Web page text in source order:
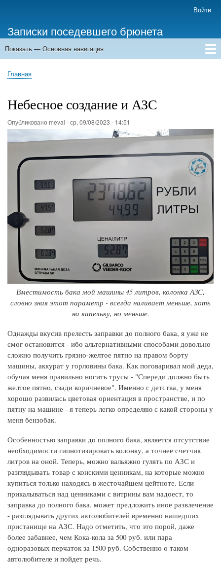
основному
содержанию
учётной
записи
пользователя
Войти
Записки поседевшего брюнета
Основная
Показать — Основная навигация
Главная
Строка
Главная
Небесное создание и АЗС
Опубликовано meval -ср, 09/08/2023 - 14:51
Вместимость бака мой машины 45 литров, колонка АЗС,
словно зная этот параметр - всегда наливает меньше, хоть
на капельку, но меньше.
Однажды вкусив прелесть заправки до полного бака, я уже не
смог остановится - ибо альтернативными способами довольно
сложно получить грязно-желтое пятно на правом борту
машины, аккурат у горловины бака. Как поговаривал мой деда,
обучая меня правильно носить трусы - "Спереди должно быть
желтое пятно, сзади коричневое". Именно с детства, у меня
хорошо развилась цветовая ориентация в пространстве, и по
пятну на машине - я теперь легко определяю с какой стороны у
меня бензобак.
Особенностью заправки до полного бака, является отсутствие
необходимости гипнотизировать колонку, а точнее счетчик
литров на оной. Теперь, можно вальяжно гулять по АЗС и
разглядывать товар с конскими ценникам, на которые можно
купиться только находясь в жесточайшем цейтноте. Если
прикалываться над ценниками с витрины вам надоест, то
заправка до полного бака, может предложить иное развлечение
- разглядывать других автолюбителей временно нашедших
пристанище на АЗС. Надо отметить, что это порой, даже
более забавнее, чем Кока-кола за 500 руб. или пара
одноразовых перчаток за 1500 руб. Собственно о таком
автолюбителе и пойдет речь.